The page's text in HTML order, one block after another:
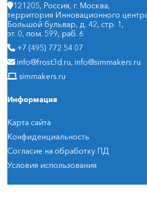
121205, Россия, г. Москва,
территория Инновационного
Большой бульвар, д. 42, стр. 1,
эт. 0, пом. 599, раб. 6
+7 (495) 772 54 07
info@frost3d.ru, info@simmakers.ru
simmakers.ru
Информация
Карта сайта
Конфиденциальность
Согласие на обработку ПД
Условия использования